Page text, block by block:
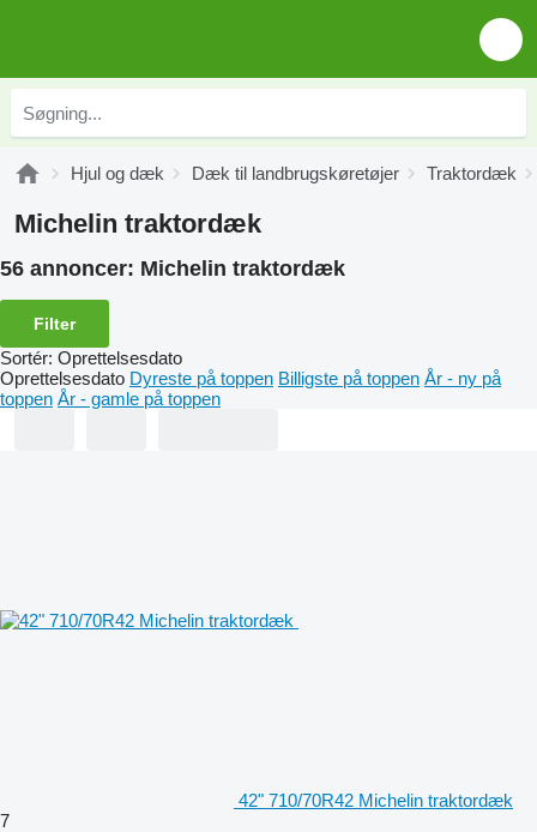
Hjul og dæk Dæk til landbrugskøretøjer Traktordæk
Michelin traktordæk
56 annoncer: Michelin traktordæk
Filter
Sortér: Oprettelsesdato
Oprettelsesdato Dyreste på toppen Billigste på toppen År - ny på
toppen År - gamle på toppen
42" 710/70R42 Michelin traktordæk
7